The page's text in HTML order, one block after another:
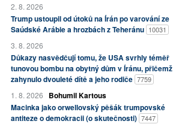
2. 8. 2026
Trump ustoupil od útoků na Írán po varování ze
Saúdské Arábie a hrozbách z Teheránu 10031
3. 8. 2026
Důkazy nasvědčují tomu, že USA svrhly téměř
tunovou bombu na obytný dům v Íránu, přičemž
zahynulo dvouleté dítě a jeho rodiče 7759
1. 8. 2026
Bohumil Kartous
Macinka jako orwellovský pěšák trumpovské
antiteze o demokracii (o skutečnosti) 7447